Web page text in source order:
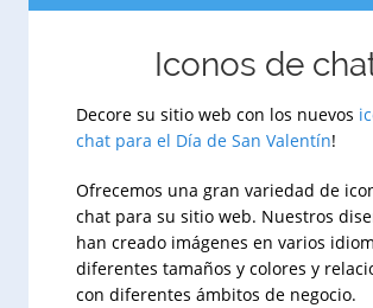
Iconos de
Decore su sitio web con los nuevos
chat para el Día de San Valentín!
Ofrecemos una gran variedad de
chat para su sitio web. Nuestros
han creado imágenes en varios
diferentes tamaños y colores y
con diferentes ámbitos de negocio.